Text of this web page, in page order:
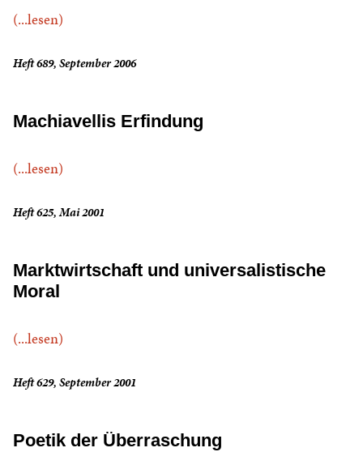
(...lesen)
Heft 689, September 2006
Machiavellis Erfindung
(...lesen)
Heft 625, Mai 2001
Marktwirtschaft und universalistische
Moral
(...lesen)
Heft 629, September 2001
Poetik der Überraschung